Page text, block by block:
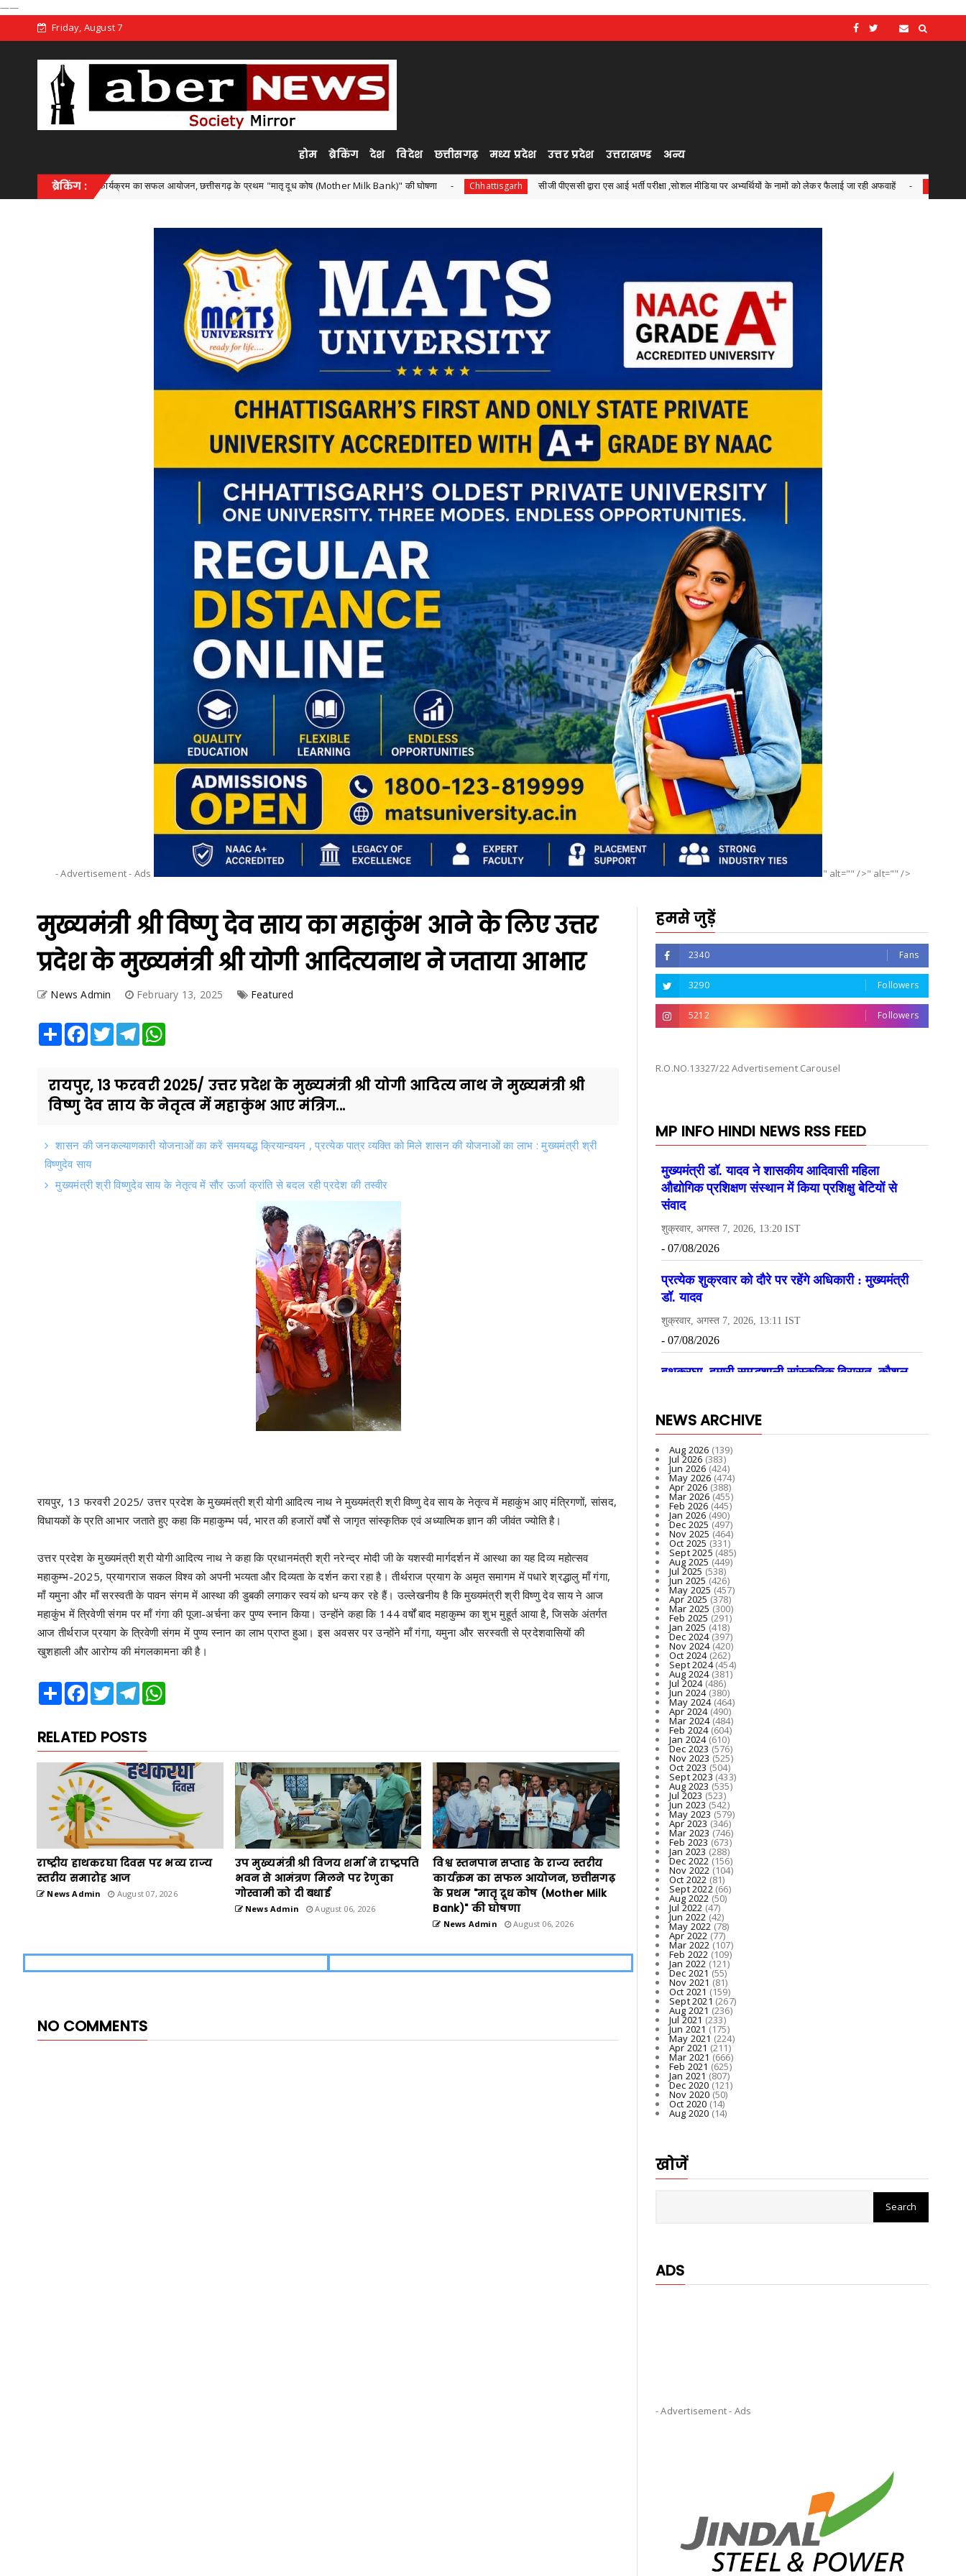
——
Friday, August 7
होम ब्रेकिंग देश विदेश छत्तीसगढ़ मध्य प्रदेश उत्तर प्रदेश उत्तराखण्ड अन्य
ब्रेकिंग :
स्तरीय कार्यक्रम का सफल आयोजन, छत्तीसगढ़ के प्रथम "मातृ दूध कोष (Mother Milk Bank)" की घोषणा Chhattisgarh सीजी पीएससी द्वारा एस आई भर्ती परीक्षा ,सोशल मीडिया पर अभ्यर्थियों के नामों को लेकर फैलाई जा रही अफवाहें Chhattisgarh
- Advertisement - Ads " alt="" />" alt="" />
मुख्यमंत्री श्री विष्णु देव साय का महाकुंभ आने के लिए उत्तर
प्रदेश के मुख्यमंत्री श्री योगी आदित्यनाथ ने जताया आभार
News Admin February 13, 2025 Featured
Share Facebook
TwitterTelegram
रायपुर, 13 फरवरी 2025/ उत्तर प्रदेश के मुख्यमंत्री श्री योगी आदित्य नाथ ने मुख्यमंत्री श्री
विष्णु देव साय के नेतृत्व में महाकुंभ आए मंत्रिग...
शासन की जनकल्याणकारी योजनाओं का करें समयबद्ध क्रियान्वयन , प्रत्येक पात्र व्यक्ति को मिले शासन की योजनाओं का लाभ : मुख्यमंत्री श्री
विष्णुदेव साय
मुख्यमंत्री श्री विष्णुदेव साय के नेतृत्व में सौर ऊर्जा क्रांति से बदल रही प्रदेश की तस्वीर
रायपुर, 13 फरवरी 2025/ उत्तर प्रदेश के मुख्यमंत्री श्री योगी आदित्य नाथ ने मुख्यमंत्री श्री विष्णु देव साय के नेतृत्व में महाकुंभ आए मंत्रिगणों, सांसद,
विधायकों के प्रति आभार जताते हुए कहा कि महाकुम्भ पर्व, भारत की हजारों वर्षों से जागृत सांस्कृतिक एवं अध्यात्मिक ज्ञान की जीवंत ज्योति है।
उत्तर प्रदेश के मुख्यमंत्री श्री योगी आदित्य नाथ ने कहा कि प्रधानमंत्री श्री नरेन्द्र मोदी जी के यशस्वी मार्गदर्शन में आस्था का यह दिव्य महोत्सव
महाकुम्भ-2025, प्रयागराज सकल विश्व को अपनी भव्यता और दिव्यता के दर्शन करा रहा है। तीर्थराज प्रयाग के अमृत समागम में पधारे श्रद्धालु माँ गंगा,
माँ यमुना और माँ सरस्वती के पावन संगम में आस्था की डुबकी लगाकर स्वयं को धन्य कर रहे हैं। उल्लेखनीय है कि मुख्यमंत्री श्री विष्णु देव साय ने आज
महाकुंभ में त्रिवेणी संगम पर माँ गंगा की पूजा-अर्चना कर पुण्य स्नान किया। उन्होंने कहा कि 144 वर्षों बाद महाकुम्भ का शुभ मुहूर्त आया है, जिसके अंतर्गत
आज तीर्थराज प्रयाग के त्रिवेणी संगम में पुण्य स्नान का लाभ प्राप्त हुआ। इस अवसर पर उन्होंने माँ गंगा, यमुना और सरस्वती से प्रदेशवासियों की
खुशहाली और आरोग्य की मंगलकामना की है।
Share Facebook
TwitterTelegram
RELATED POSTS
राष्ट्रीय हाथकरघा दिवस पर भव्य राज्य
स्तरीय समारोह आज
News Admin August 07, 2026
उप मुख्यमंत्री श्री विजय शर्मा ने राष्ट्रपति
भवन से आमंत्रण मिलने पर रेणुका
गोस्वामी को दी बधाई
News Admin August 06, 2026
विश्व स्तनपान सप्ताह के राज्य स्तरीय
कार्यक्रम का सफल आयोजन, छत्तीसगढ़
के प्रथम "मातृ दूध कोष (Mother Milk
Bank)" की घोषणा
News Admin August 06, 2026
NO COMMENTS
हमसे जुड़ें
2340 Fans
3290 Followers
5212 Followers
R.O.NO.13327/22 Advertisement Carousel
MP INFO HINDI NEWS RSS FEED
NEWS ARCHIVE
Aug 2026 (139)
Jul 2026 (383)
Jun 2026(424)
May 2026(474)
Apr 2026 (388)
Mar 2026(455)
Feb 2026 (445)
Jan 2026 (490)
Dec 2025(497)
Nov 2025 (464)
Oct 2025 (331)
Sept 2025 (485)
Aug 2025 (449)
Jul 2025 (538)
Jun 2025(426)
May 2025(457)
Apr 2025 (378)
Mar 2025 (300)
Feb 2025 (291)
Jan 2025 (418)
Dec 2024(397)
Nov 2024(420)
Oct 2024(262)
Sept 2024(454)
Aug 2024(381)
Jul 2024(486)
Jun 2024(380)
May 2024(464)
Apr 2024(490)
Mar 2024(484)
Feb 2024(604)
Jan 2024(610)
Dec 2023(576)
Nov 2023 (525)
Oct 2023 (504)
Sept 2023 (433)
Aug 2023 (535)
Jul 2023 (523)
Jun 2023(542)
May 2023(579)
Apr 2023 (346)
Mar 2023 (746)
Feb 2023 (673)
Jan 2023 (288)
Dec 2022(156)
Nov 2022 (104)
Oct 2022 (81)
Sept 2022(66)
Aug 2022 (50)
Jul 2022 (47)
Jun 2022(42)
May 2022(78)
Apr 2022 (77)
Mar 2022(107)
Feb 2022 (109)
Jan 2022 (121)
Dec 2021 (55)
Nov 2021 (81)
Oct 2021 (159)
Sept 2021 (267)
Aug 2021 (236)
Jul 2021 (233)
Jun 2021(175)
May 2021(224)
Apr 2021 (211)
Mar 2021 (666)
Feb 2021 (625)
Jan 2021 (807)
Dec 2020(121)
Nov 2020 (50)
Oct 2020 (14)
Aug 2020(14)
खोजें
ADS
- Advertisement - Ads